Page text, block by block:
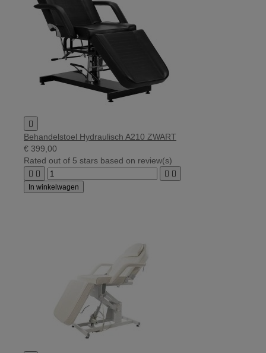

Behandelstoel Hydraulisch A210 ZWART
€ 399,00
Rated out of 5 stars based on review(s)
   
In winkelwagen